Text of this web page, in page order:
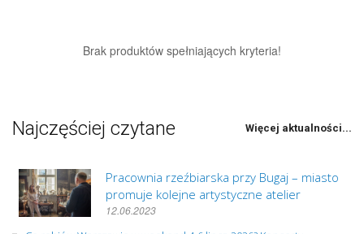
Brak produktów spełniających kryteria!
Najczęściej czytane Więcej aktualności...
Pracownia rzeźbiarska przy Bugaj – miasto
promuje kolejne artystyczne atelier
12.06.2023